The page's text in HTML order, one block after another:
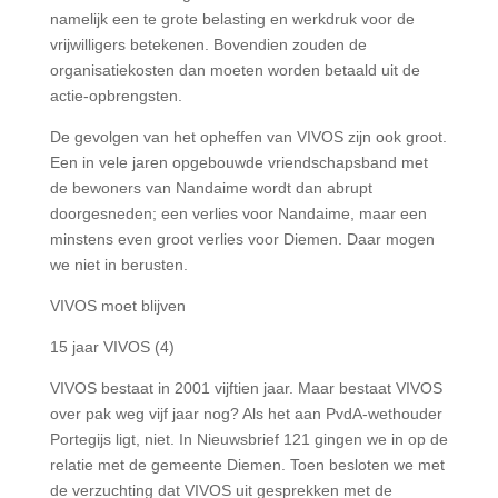
namelijk een te grote belasting en werkdruk voor de
vrijwilligers betekenen. Bovendien zouden de
organisatiekosten dan moeten worden betaald uit de
actie-opbrengsten.
De gevolgen van het opheffen van VIVOS zijn ook groot.
Een in vele jaren opgebouwde vriendschapsband met
de bewoners van Nandaime wordt dan abrupt
doorgesneden; een verlies voor Nandaime, maar een
minstens even groot verlies voor Diemen. Daar mogen
we niet in berusten.
VIVOS moet blijven
15 jaar VIVOS (4)
VIVOS bestaat in 2001 vijftien jaar. Maar bestaat VIVOS
over pak weg vijf jaar nog? Als het aan PvdA-wethouder
Portegijs ligt, niet. In Nieuwsbrief 121 gingen we in op de
relatie met de gemeente Diemen. Toen besloten we met
de verzuchting dat VIVOS uit gesprekken met de